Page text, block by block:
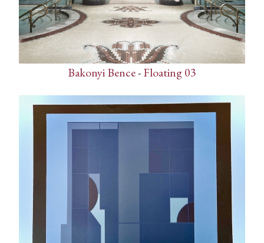
Bakonyi Bence-Floating 03